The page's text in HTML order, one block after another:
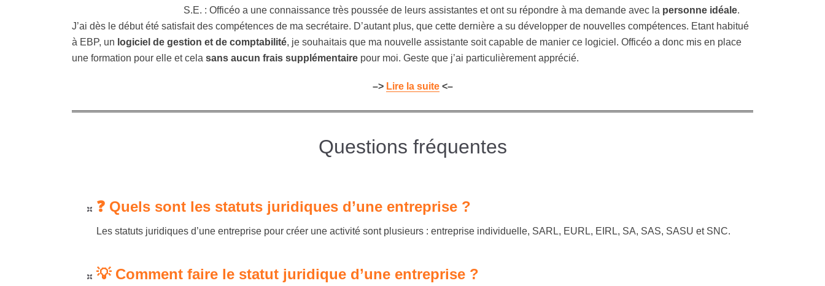
S.E. : Officéo a une connaissance très poussée de leurs assistantes et ont su répondre à ma demande avec la personne idéale.
J’ai dès le début été satisfait des compétences de ma secrétaire. D’autant plus, que cette dernière a su développer de nouvelles compétences. Etant habitué
à EBP, un logiciel de gestion et de comptabilité, je souhaitais que ma nouvelle assistante soit capable de manier ce logiciel. Officéo a donc mis en place
une formation pour elle et cela sans aucun frais supplémentaire pour moi. Geste que j’ai particulièrement apprécié.
–> Lire la suite <–
Questions fréquentes
❓ Quels sont les statuts juridiques d’une entreprise ?
Les statuts juridiques d’une entreprise pour créer une activité sont plusieurs : entreprise individuelle, SARL, EURL, EIRL, SA, SAS, SASU et SNC.
💡 Comment faire le statut juridique d’une entreprise ?